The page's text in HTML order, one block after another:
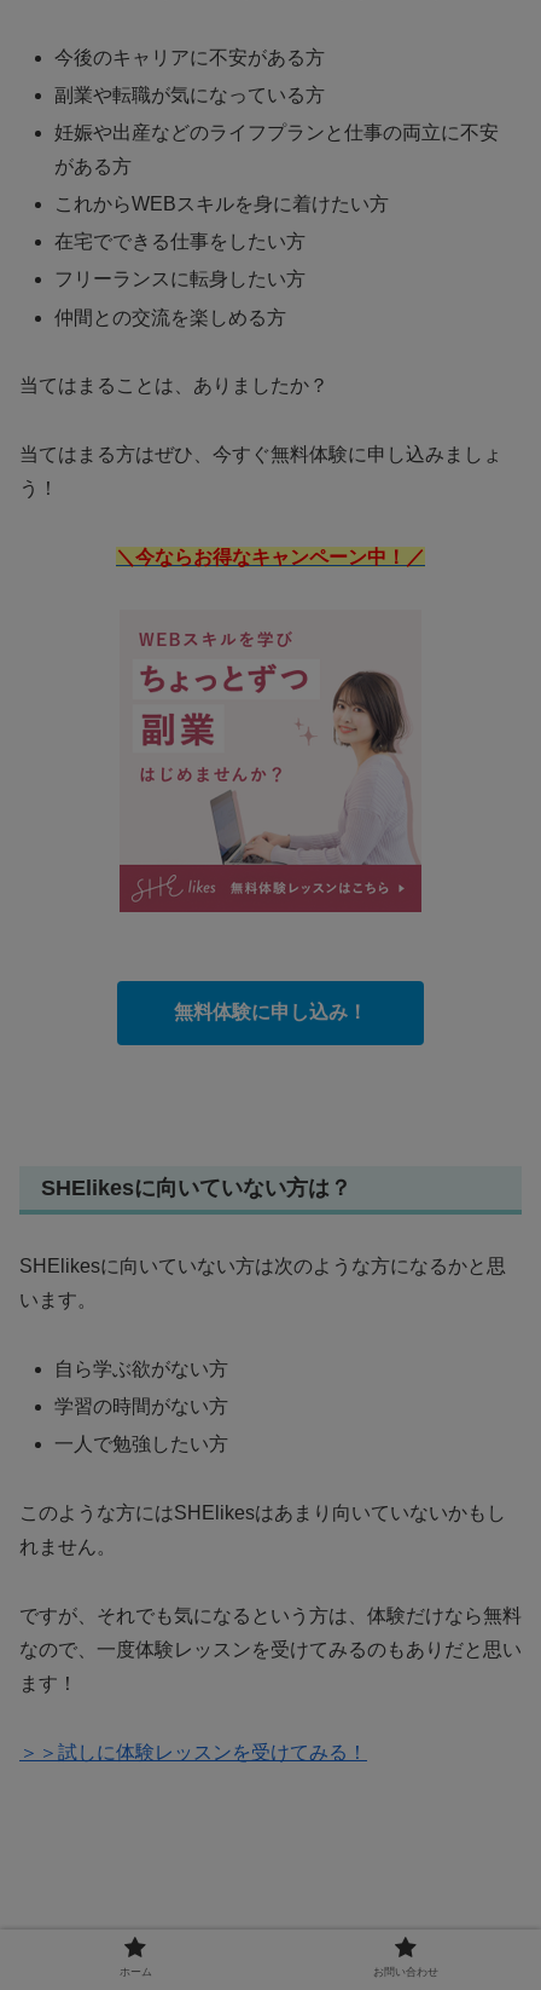
今後のキャリアに不安がある方
副業や転職が気になっている方
妊娠や出産などのライフプランと仕事の両立に不安
がある方
これからWEBスキルを身に着けたい方
在宅でできる仕事をしたい方
フリーランスに転身したい方
仲間との交流を楽しめる方
当てはまることは、ありましたか？
当てはまる方はぜひ、今すぐ無料体験に申し込みましょ
う！
＼今ならお得なキャンペーン中！／
無料体験に申し込み！
SHElikesに向いていない方は？
SHElikesに向いていない方は次のような方になるかと思
います。
自ら学ぶ欲がない方
学習の時間がない方
一人で勉強したい方
このような方にはSHElikesはあまり向いていないかもし
れません。
ですが、それでも気になるという方は、体験だけなら無料
なので、一度体験レッスンを受けてみるのもありだと思い
ます！
＞＞試しに体験レッスンを受けてみる！
ホーム お問い合わせ